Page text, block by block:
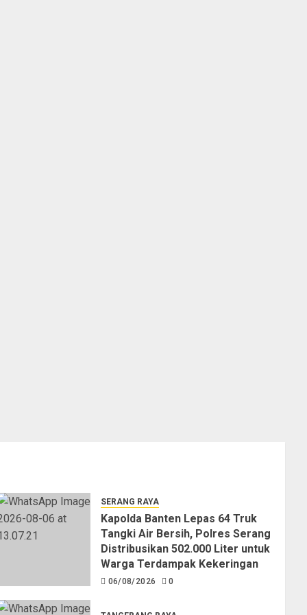
SERANG RAYA
Kapolda Banten Lepas 64 Truk
Tangki Air Bersih, Polres Serang
Distribusikan 502.000 Liter untuk
Warga Terdampak Kekeringan
06/08/2026 0